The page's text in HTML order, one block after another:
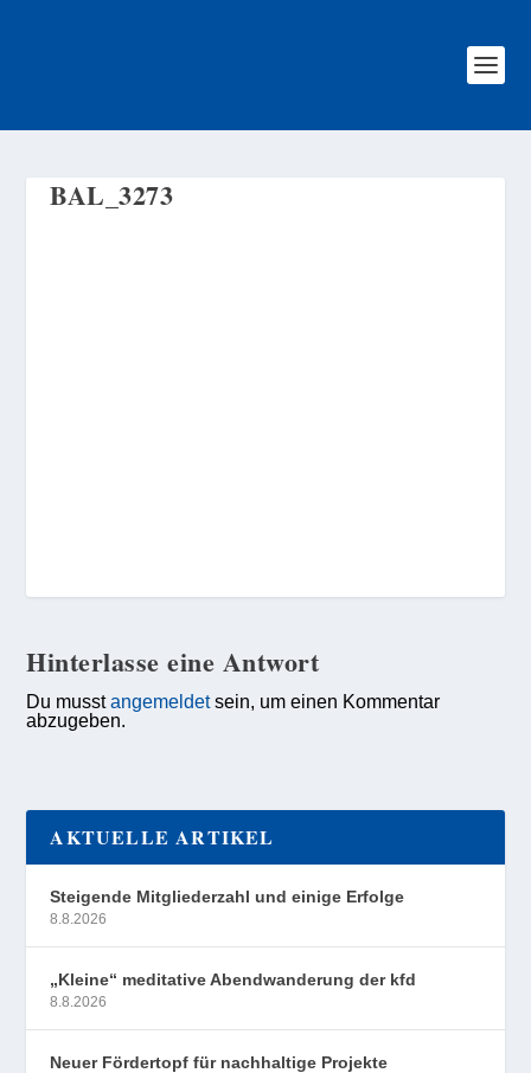
BAL_3273
Hinterlasse eine Antwort
Du musstangemeldetsein, um einen Kommentar
abzugeben.
AKTUELLE ARTIKEL
Steigende Mitgliederzahl und einige Erfolge
8.8.2026
„Kleine“ meditative Abendwanderung der kfd
8.8.2026
Neuer Fördertopf für nachhaltige Projekte